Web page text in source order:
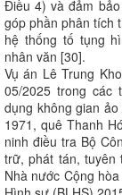
Điều 4) và đảm
góp phần phân tích
hệ thống tố tụng
nhân văn [30].
Vụ án Lê Trung
05/2025 trong các
dụng không gian
1971, quê Thanh
ninh điều tra Bộ
trữ, phát tán, tuyên
Nhà nước Cộng